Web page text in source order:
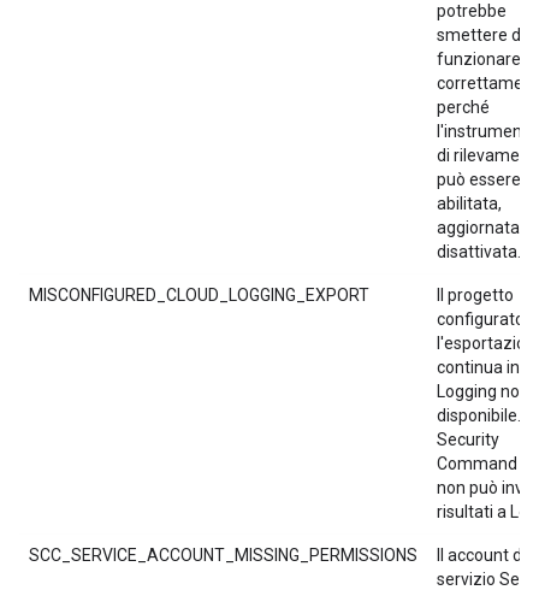
potrebbe
smettere di
funzionare
perché
di
può essere
abilitata,
aggiornata o
disattivata.
MISCONFIGURED_CLOUD_LOGGING_EXPORT
Il progetto
configurato
continua in
Logging non
disponibile.
Security
Command
non può
risultati a
SCC_SERVICE_ACCOUNT_MISSING_PERMISSIONS
Il account di
servizio